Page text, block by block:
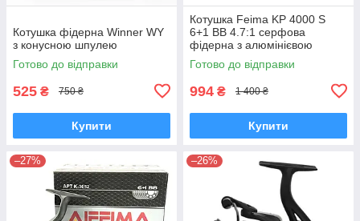
Котушка фідерна Winner WY
з конусною шпулею
Готово до відправки
525 ₴ 750 ₴
Купити
Котушка Feima KP 4000 S
6+1 BB 4.7:1 серфова
фідерна з алюмінієвою
мілкою шпулею для дальніх
закидів
Готово до відправки
994 ₴ 1 400 ₴
Купити
–27% –26%